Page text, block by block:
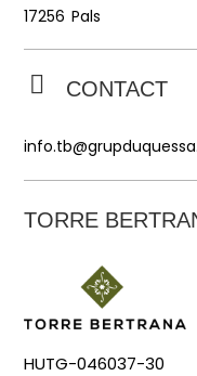
17256 Pals
CONTACT
TORRE
HUTG-046037-30